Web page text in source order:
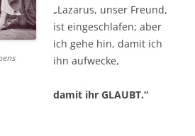
„Lazarus, unser Freund,
ist eingeschlafen; aber
ich gehe hin, damit ich
ihn aufwecke,
damit ihr GLAUBT.“